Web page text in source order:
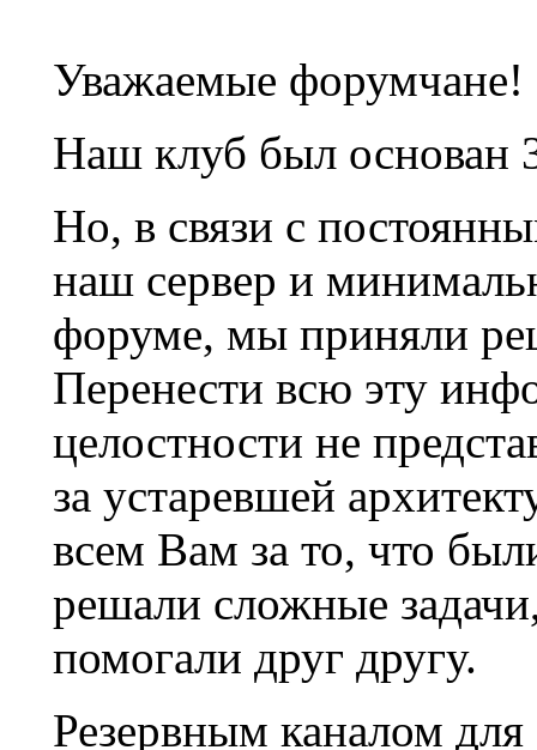
Уважаемые форумчане!
Наш клуб был основан
Но, в связи с
наш сервер и
форуме, мы приняли
Перенести всю эту
целостности не
за устаревшей
всем Вам за то, что
решали сложные
помогали друг другу.
Резервным каналом